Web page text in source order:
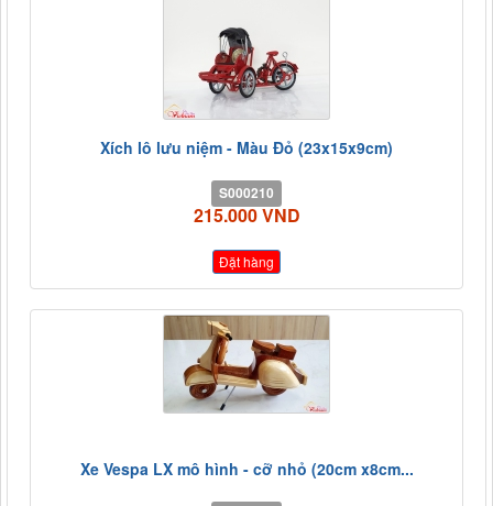
Xích lô lưu niệm - Màu Đỏ (23x15x9cm)
S000210
215.000 VND
Đặt hàng
Xe Vespa LX mô hình - cỡ nhỏ (20cm x8cm...